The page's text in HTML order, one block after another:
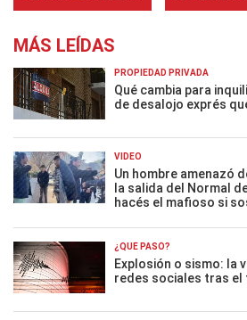
MÁS LEÍDAS
PROPIEDAD PRIVADA
Qué cambia para
de desalojo exprés
VIDEO
Un hombre amenazó
la salida del Normal
hacés el mafioso si
¿QUÉ PASÓ?
Explosión o sismo: la
redes sociales tras el